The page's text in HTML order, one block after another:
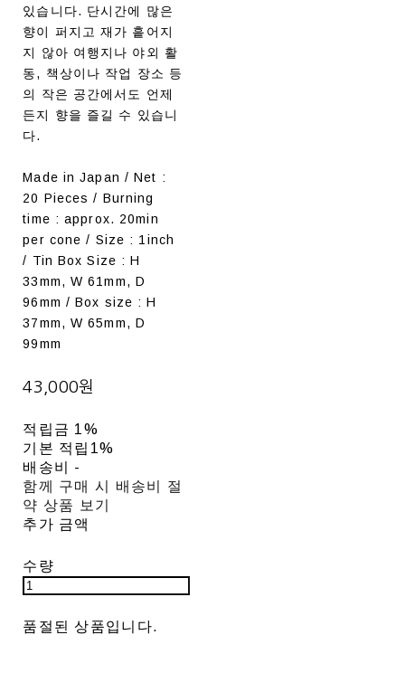
있습니다. 단시간에 많은
향이 퍼지고 재가 흩어지
지 않아 여행지나 야외 활
동, 책상이나 작업 장소 등
의 작은 공간에서도 언제
든지 향을 즐길 수 있습니
다.
Made in Japan / Net :
20 Pieces / Burning
time : approx. 20min
per cone / Size : 1inch
/ Tin Box Size : H
33mm, W 61mm, D
96mm / Box size : H
37mm, W 65mm, D
99mm
43,000원
적립금 1%
기본 적립 1%
배송비 -
함께 구매 시 배송비 절
약 상품 보기
추가 금액
수량
품절된 상품입니다.